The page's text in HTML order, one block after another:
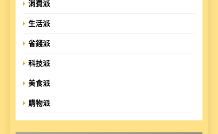
消費派
生活派
省錢派
科技派
美食派
購物派